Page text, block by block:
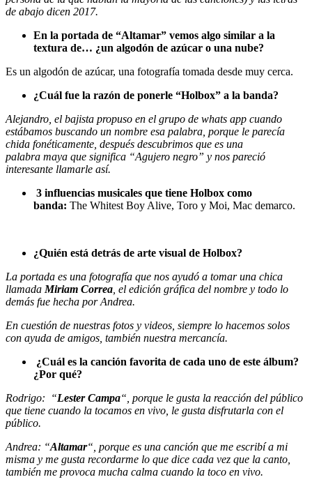
de abajo dicen 2017.
En la portada de “Altamar” vemos algo similar a la
textura de… ¿un algodón de azúcar o una nube?
Es un algodón de azúcar, una fotografía tomada desde muy cerca.
¿Cuál fue la razón de ponerle “Holbox” a la banda?
Alejandro, el bajista propuso en el grupo de whats app cuando
estábamos buscando un nombre esa palabra, porque le parecía
chida fonéticamente, después descubrimos que es una
palabra maya que significa “Agujero negro” y nos pareció
interesante llamarle así.
3 influencias musicales que tiene Holbox como
banda: The Whitest Boy Alive, Toro y Moi, Mac demarco.
¿Quién está detrás de arte visual de Holbox?
La portada es una fotografía que nos ayudó a tomar una chica
llamada Miriam Correa , el edición gráfica del nombre y todo lo
demás fue hecha por Andrea.
En cuestión de nuestras fotos y videos, siempre lo hacemos solos
con ayuda de amigos, también nuestra mercancía.
¿Cuál es la canción favorita de cada uno de este álbum?
¿Por qué?
Rodrigo: “Lester Campa“, porque le gusta la reacción del público
que tiene cuando la tocamos en vivo, le gusta disfrutarla con el
público.
Andrea: “Altamar“, porque es una canción que me escribí a mi
misma y me gusta recordarme lo que dice cada vez que la canto,
también me provoca mucha calma cuando la toco en vivo.